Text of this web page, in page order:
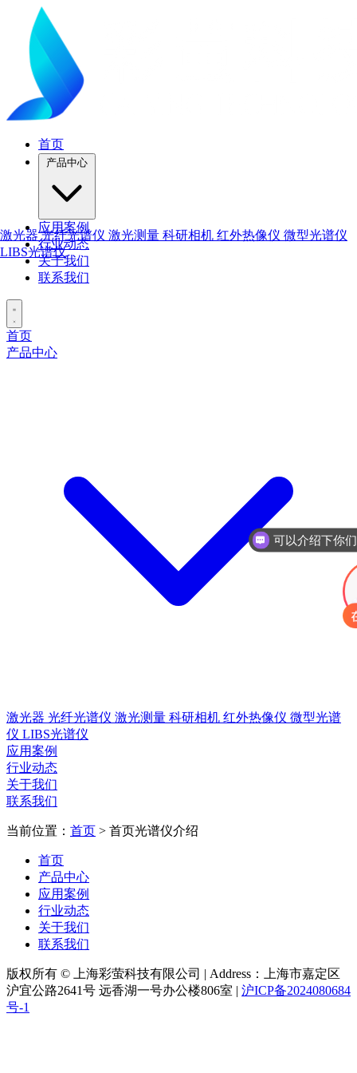
首页
产品中心
激光器光纤光谱仪 激光测量 科研相机 红外热像仪 微型光谱仪
LIBS光谱仪
应用案例
行业动态
关于我们
联系我们
首页
产品中心
激光器 光纤光谱仪 激光测量 科研相机 红外热像仪 微型光谱
仪 LIBS光谱仪
应用案例
行业动态
关于我们
联系我们
当前位置： 首页 > 首页光谱仪介绍
首页
产品中心
应用案例
行业动态
关于我们
联系我们
版权所有 © 上海彩萤科技有限公司 | Address：上海市嘉定区
沪宜公路2641号 远香湖一号办公楼806室 | 沪ICP备2024080684
号-1